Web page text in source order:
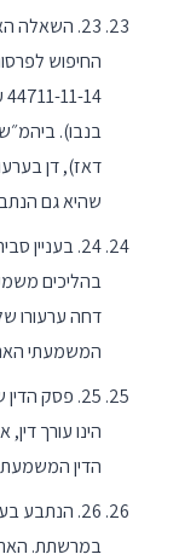
23. השאלה
החיפוש
בנבו).
דאז), דן
שהיא גם
24. בעניין
בהליכים
דחה ערעורו
המשמעתי
25. פסק
הינו עורך
הדין
26. הנתבע
במרשתת.